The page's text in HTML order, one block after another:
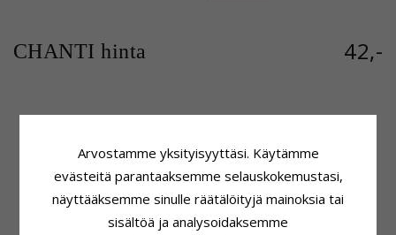
CHANTI hinta 42,-
Siersbøl
Jalometalli: Hopea
Pinta: Kiiltävä
Toimitusaika:4-5 Arkipäivä
Arvostamme yksityisyyttäsi. Käytämme
evästeitä parantaaksemme selauskokemustasi,
näyttääksemme sinulle räätälöityjä mainoksia tai
sisältöä ja analysoidaksemme